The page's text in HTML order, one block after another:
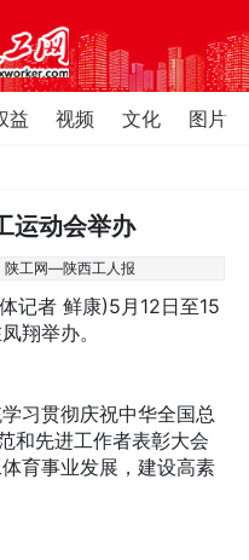
益 视频 文化
图片
运动会举办
陕工网—陕西工人报
者 鲜康)5月12日至15
翔举办。
习贯彻庆祝中华全国总
和先进工作者表彰大会
育事业发展，建设高素